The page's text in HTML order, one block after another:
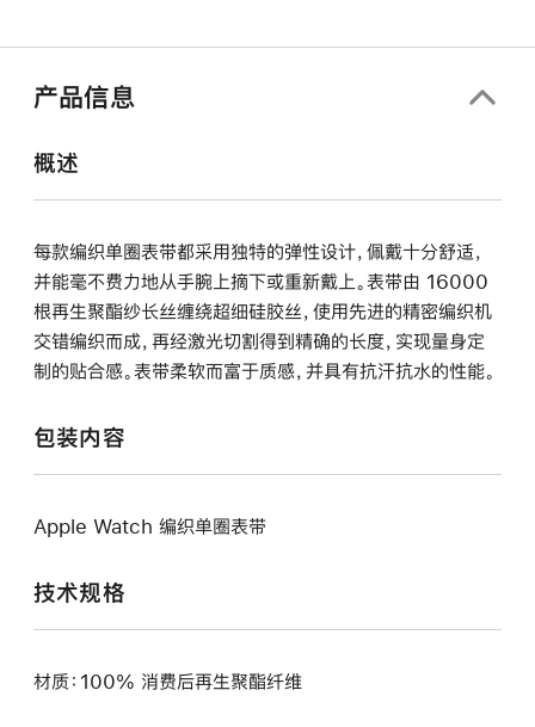
中
产品信息
概述
每款编织单圈表带都采用独特的弹性设计，佩戴十分舒适，
并能毫不费力地从手腕上摘下或重新戴上。表带由 16000
根再生聚酯纱长丝缠绕超细硅胶丝，使用先进的精密编织机
交错编织而成，再经激光切割得到精确的长度，实现量身定
制的贴合感。表带柔软而富于质感，并具有抗汗抗水的性能。
包装内容
Apple Watch 编织单圈表带
技术规格
材质：100% 消费后再生聚酯纤维